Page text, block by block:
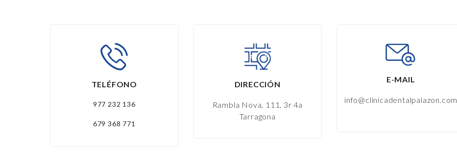
TELÉFONO
977 232 136
679 368 771
DIRECCIÓN
Rambla Nova, 111, 3r 4a
Tarragona
E-MAIL
info@clinicadentalpalazon.com